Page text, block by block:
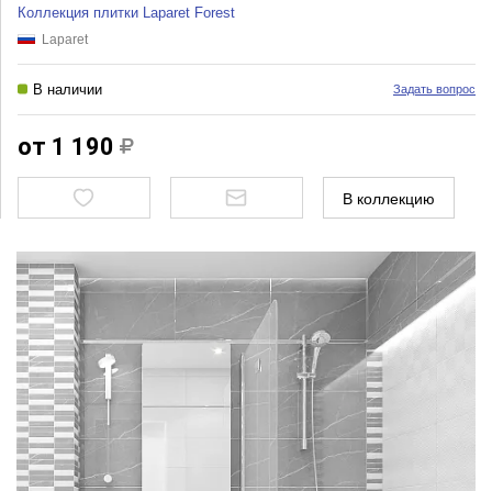
Коллекция плитки Laparet Forest
Laparet
В наличии Задать вопрос
от 1 190
В коллекцию